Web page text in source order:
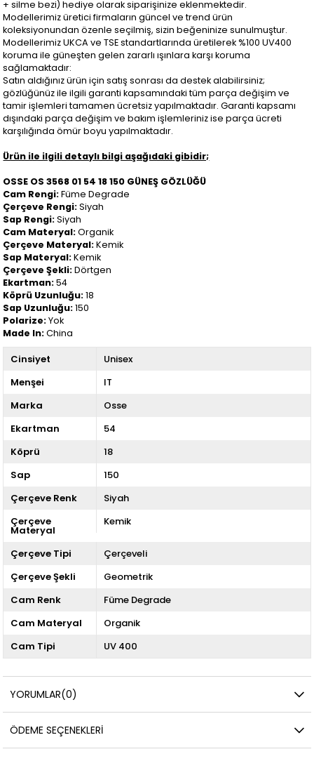
+ silme bezi) hediye olarak siparişinize eklenmektedir.
Modellerimiz üretici firmaların güncel ve trend ürün
koleksiyonundan özenle seçilmiş, sizin beğeninize sunulmuştur.
Modellerimiz UKCA ve TSE standartlarında üretilerek %100 UV400
koruma ile güneşten gelen zararlı ışınlara karşı koruma
sağlamaktadır:
Satın aldığınız ürün için satış sonrası da destek alabilirsiniz;
gözlüğünüz ile ilgili garanti kapsamındaki tüm parça değişim ve
tamir işlemleri tamamen ücretsiz yapılmaktadır. Garanti kapsamı
dışındaki parça değişim ve bakım işlemleriniz ise parça ücreti
karşılığında ömür boyu yapılmaktadır.
Ürün ile ilgili detaylı bilgi aşağıdaki gibidir;
OSSE OS 3568 01 54 18 150 GÜNEŞ GÖZLÜĞÜ
Cam Rengi:Füme Degrade
Çerçeve Rengi:Siyah
Sap Rengi:Siyah
Cam Materyal:Organik
Çerçeve Materyal:Kemik
Sap Materyal:Kemik
Çerçeve Şekli:Dörtgen
Ekartman:54
Köprü Uzunluğu:18
Sap Uzunluğu:150
Polarize:Yok
Made In:China
Cinsiyet
Unisex
Menşei
IT
Marka
Osse
Ekartman
54
Köprü
18
Sap
150
Çerçeve Renk
Siyah
Çerçeve
Materyal
Kemik
Çerçeve Tipi
Çerçeveli
Çerçeve Şekli
Geometrik
Cam Renk
Füme Degrade
Cam Materyal
Organik
Cam Tipi
UV 400
YORUMLAR(0)
ÖDEME SEÇENEKLERI